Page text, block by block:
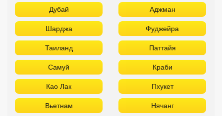
Дубай Аджман
Шарджа Фуджейра
Таиланд Паттайя
Самуй Краби
Као Лак Пхукет
Вьетнам Нячанг